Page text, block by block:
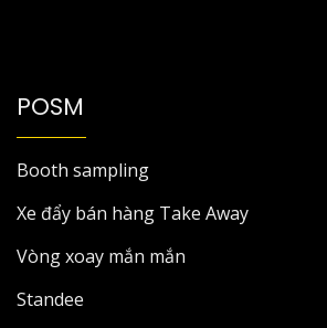
POSM
Booth sampling
Xe đẩy bán hàng Take Away
Vòng xoay mắn mắn
Standee